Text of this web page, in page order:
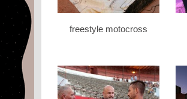
freestyle motocross